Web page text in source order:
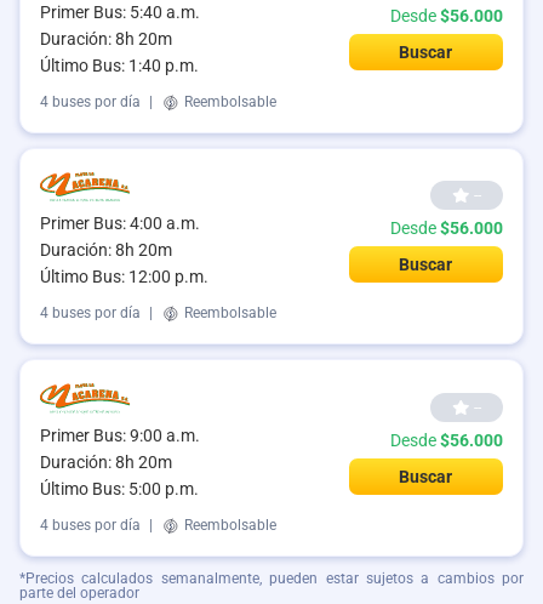
Primer Bus: 5:40 a.m.
Duración: 8h 20m
Último Bus: 1:40 p.m.
Desde$56.000
Buscar
4 buses por día | Reembolsable
Primer Bus: 4:00 a.m.
Duración: 8h 20m
Último Bus: 12:00 p.m.
--
Desde$56.000
Buscar
4 buses por día Reembolsable
Primer Bus: 9:00 a.m.
Duración: 8h 20m
Último Bus: 5:00 p.m.
--
Desde$56.000
Buscar
4 buses por día Reembolsable
*Precios calculados semanalmente, pueden estar sujetos a cambios por
parte del operador